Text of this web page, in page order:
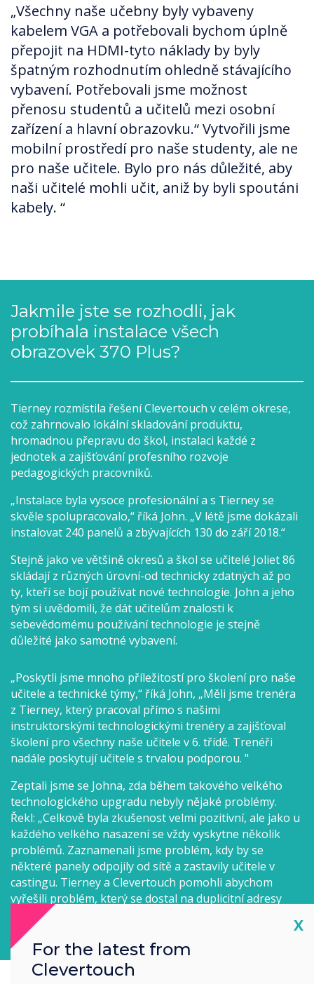
„Všechny naše učebny byly vybaveny
kabelem VGA a potřebovali bychom úplně
přepojit na HDMI-tyto náklady by byly
špatným rozhodnutím ohledně stávajícího
vybavení. Potřebovali jsme možnost
přenosu studentů a učitelů mezi osobní
zařízení a hlavní obrazovku.“ Vytvořili jsme
mobilní prostředí pro naše studenty, ale ne
pro naše učitele. Bylo pro nás důležité, aby
naši učitelé mohli učit, aniž by byli spoutáni
kabely. “
Jakmile jste se rozhodli, jak
probíhala instalace všech
obrazovek 370 Plus?
Tierney rozmístila řešení Clevertouch v celém okrese,
což zahrnovalo lokální skladování produktu,
hromadnou přepravu do škol, instalaci každé z
jednotek a zajišťování profesního rozvoje
pedagogických pracovníků.
„Instalace byla vysoce profesionální a s Tierney se
skvěle spolupracovalo,“ říká John. „V létě jsme dokázali
instalovat 240 panelů a zbývajících 130 do září 2018.“
Stejně jako ve většině okresů a škol se učitelé Joliet 86
skládají z různých úrovní-od technicky zdatných až po
ty, kteří se bojí používat nové technologie. John a jeho
tým si uvědomili, že dát učitelům znalosti k
sebevědomému používání technologie je stejně
důležité jako samotné vybavení.
„Poskytli jsme mnoho příležitostí pro školení pro naše
učitele a technické týmy,“ říká John, „Měli jsme trenéra
z Tierney, který pracoval přímo s našimi
instruktorskými technologickými trenéry a zajišťoval
školení pro všechny naše učitele v 6. třídě. Trenéři
nadále poskytují učitele s trvalou podporou. "
Zeptali jsme se Johna, zda během takového velkého
technologického upgradu nebyly nějaké problémy.
Řekl: „Celkově byla zkušenost velmi pozitivní, ale jako u
každého velkého nasazení se vždy vyskytne několik
problémů. Zaznamenali jsme problém, kdy by se
některé panely odpojily od sítě a zastavily učitele v
castingu. Tierney a Clevertouch pomohli abychom
vyřešili problém, který se dostal na duplicitní adresy
MAC u některých modulů Android. Jakmile jsme
problému porozuměli, dokázali jsme ho rychle vyřešit. “X
For the latest from
Clevertouch